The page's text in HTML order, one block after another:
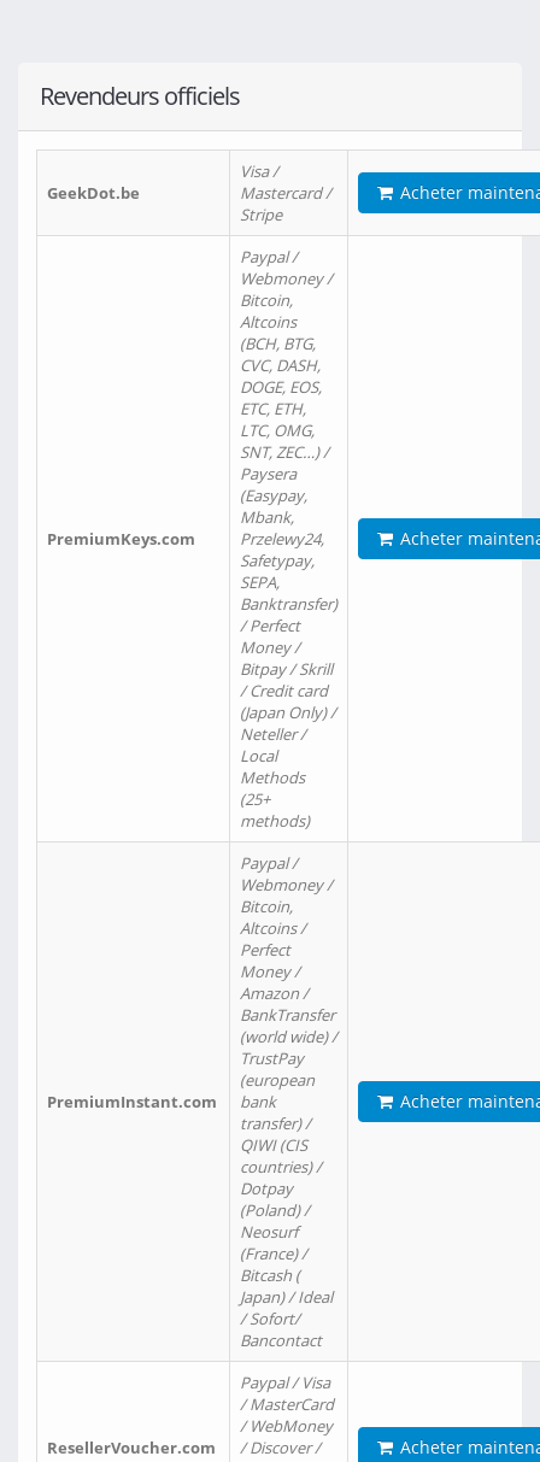
Revendeurs officiels
GeekDot.be
Visa /
Mastercard /
Stripe
Acheter
PremiumKeys.com
Paypal /
Webmoney /
Bitcoin,
Altcoins
(BCH, BTG,
CVC, DASH,
DOGE, EOS,
ETC, ETH,
LTC, OMG,
SNT, ZEC…) /
Paysera
(Easypay,
Mbank,
Przelewy24,
Safetypay,
SEPA,
Banktransfer)
/ Perfect
Money /
Bitpay / Skrill
/ Credit card
(Japan Only) /
Neteller /
Local
Methods
(25+
methods)
Acheter
PremiumInstant.com
Paypal /
Webmoney /
Bitcoin,
Altcoins /
Perfect
Money /
Amazon /
BankTransfer
(world wide) /
TrustPay
(european
bank
transfer) /
QIWI (CIS
countries) /
Dotpay
(Poland) /
Neosurf
(France) /
Bitcash (
Japan) / Ideal
/ Sofort/
Bancontact
Acheter
ResellerVoucher.com
Paypal / Visa
/ MasterCard
/ WebMoney
/ Discover /
Acheter